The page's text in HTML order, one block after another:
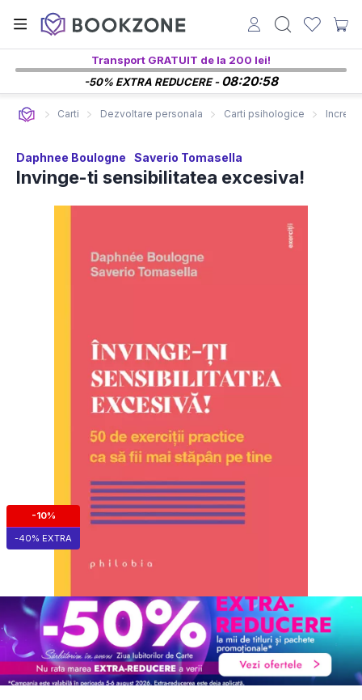
Transport GRATUIT de la 200 lei!
-50% EXTRA REDUCERE -08:20:57
Carti Dezvoltare personala Carti psihologice
Daphnee Boulogne Saverio Tomasella
Invinge-ti sensibilitatea excesiva!
-10%
-40% EXTRA